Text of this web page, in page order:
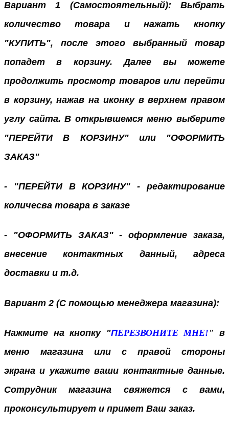
Вариант 1 (Самостоятельный): Выбрать
количество товара и нажать кнопку
"КУПИТЬ", после этого выбранный товар
попадет в корзину. Далее вы можете
продолжить просмотр товаров или перейти
в корзину, нажав на иконку в верхнем правом
углу сайта. В открывшемся меню выберите
"ПЕРЕЙТИ В КОРЗИНУ" или "ОФОРМИТЬ
ЗАКАЗ"
- "ПЕРЕЙТИ В КОРЗИНУ" - редактирование
количесва товара в заказе
- "ОФОРМИТЬ ЗАКАЗ" - оформление заказа,
внесение контактных данный, адреса
доставки и т.д.
Вариант 2 (С помощью менеджера магазина):
Нажмите на кнопку "ПЕРЕЗВОНИТЕ МНЕ! "
в
меню магазина или с правой стороны
экранаи укажите ваши контактные данные.
Сотрудник магазина свяжется с вами,
проконсультирует и примет Ваш заказ.